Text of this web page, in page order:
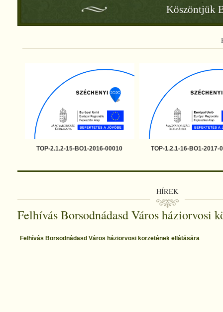
Köszöntjük
TOP-2.1.2-15-BO1-2016-00010 TOP-1.2.1-16-BO1-2017-
HÍREK
Felhívás Borsodnádasd Város háziorvosi
Felhívás Borsodnádasd Város háziorvosi körzetének ellátására